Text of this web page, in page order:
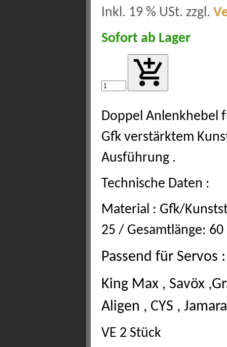
Inkl. 19 % USt. zzgl.
Sofort ab Lager
Doppel Anlenkhebel
Gfk verstärktem
Ausführung .
Technische Daten :
Material : Gfk/
25 / Gesamtlänge:
Passend für Servos :
King Max , Savöx
Aligen , CYS ,
VE 2 Stück